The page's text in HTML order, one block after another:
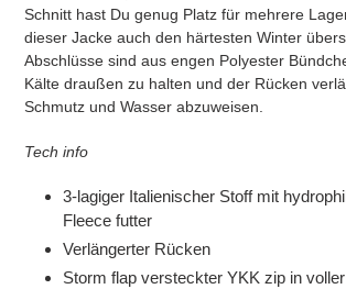
Schnitt hast Du genug Platz für mehrere
dieser Jacke auch den härtesten Winter
Abschlüsse sind aus engen Polyester
Kälte draußen zu halten und der Rücken
Schmutz und Wasser abzuweisen.
Tech info
3-lagiger Italienischer Stoff mit
Fleece futter
Verlängerter Rücken
Storm flap versteckter YKK zip in